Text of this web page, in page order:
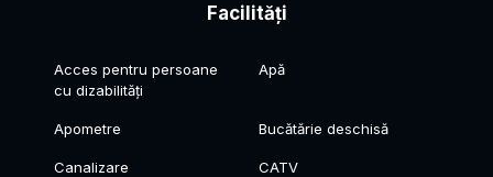
Facilități
Acces pentru persoane
cu dizabilități
Apă
Apometre Bucătărie deschisă
Canalizare CATV